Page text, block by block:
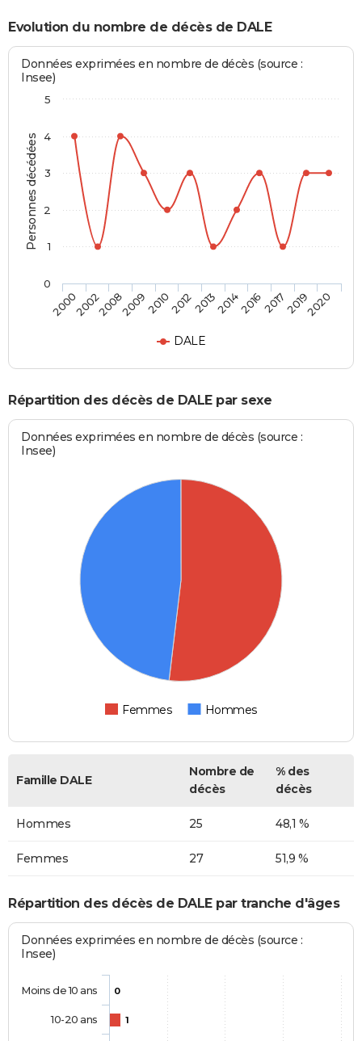
Evolution du nombre de décès de DALE
Personnes décédées
Données exprimées en nombre de décès (source :
Insee)
DALE
200020022008200920102012201320142016201720192020
0
1
2
3
4
5
Répartition des décès de DALE par sexe
Données exprimées en nombre de décès (source :
Insee)
Femmes Hommes
Famille DALE
Nombre de
décès
% des
décès
Hommes 25 48,1 %
Femmes 27 51,9 %
Répartition des décès de DALE par tranche d'âges
Données exprimées en nombre de décès (source :
Insee)
0
1
Moins de 10 ans
10-20 ans